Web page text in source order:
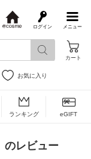
メニュー
ログイン
カート
お気に入り
ランキング eGIFT
のレビュー